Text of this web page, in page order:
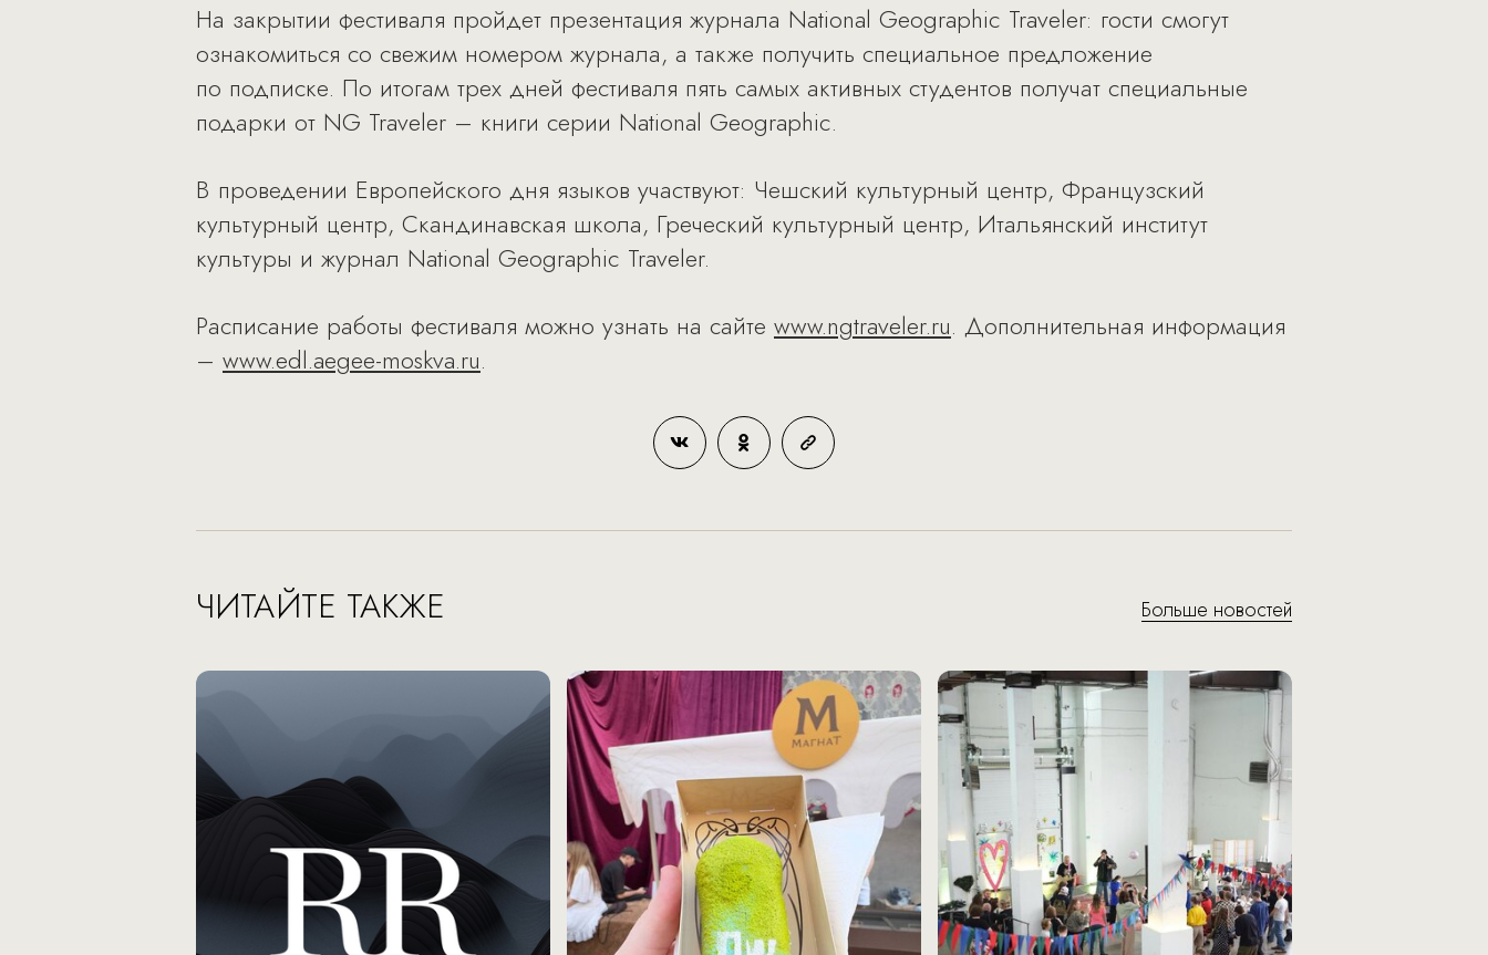
На закрытии фестиваля пройдет презентация журнала National Geographic Traveler: гости смогут
ознакомиться со свежим номером журнала, а также получить специальное предложение
по подписке. По итогам трех дней фестиваля пять самых активных студентов получат специальные
подарки от NG Traveler – книги серии National Geographic.
В проведении Европейского дня языков участвуют: Чешский культурный центр, Французский
культурный центр, Скандинавская школа, Греческий культурный центр, Итальянский институт
культуры и журнал National Geographic Traveler.
Расписание работы фестиваля можно узнать на сайте www.ngtraveler.ru. Дополнительная информация
– www.edl.aegee-moskva.ru.
ЧИТАЙТЕ ТАКЖЕ Больше новостей